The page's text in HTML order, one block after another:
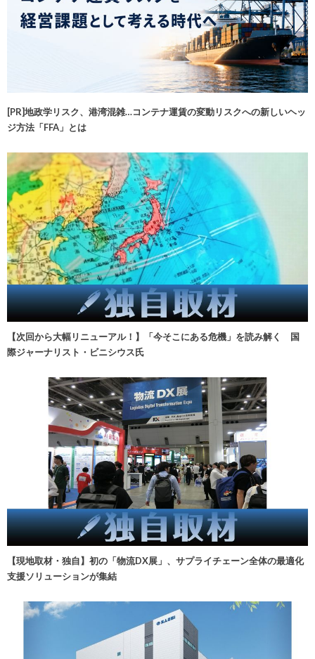
[PR]地政学リスク、港湾混雑…コンテナ運賃の変動リスクへの新しいヘッ
ジ方法「FFA」とは
【次回から大幅リニューアル！】「今そこにある危機」を読み解く 国
際ジャーナリスト・ビニシウス氏
【現地取材・独自】初の「物流DX展」、サプライチェーン全体の最適化
支援ソリューションが集結